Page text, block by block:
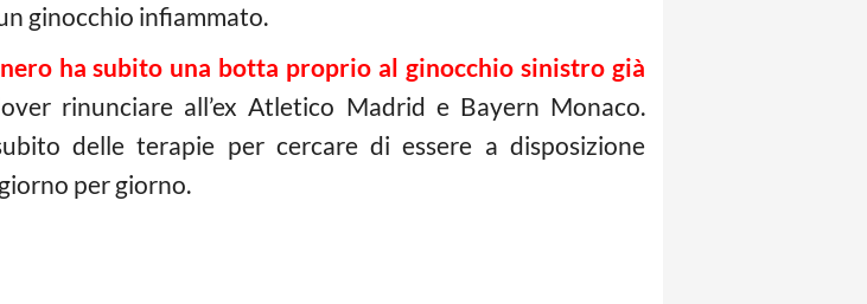
ginocchio infiammato.
ha subito una botta proprio al ginocchio sinistro già
rinunciare all’ex Atletico Madrid e Bayern Monaco.
delle terapie per cercare di essere a disposizione
per giorno.